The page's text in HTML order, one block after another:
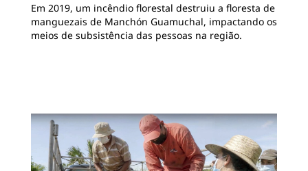
Em 2019, um incêndio florestal destruiu a floresta de
manguezais de Manchón Guamuchal, impactando os
meios de subsistência das pessoas na região.